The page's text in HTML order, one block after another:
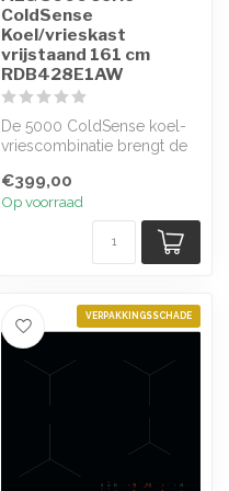
ColdSense
Koel/vrieskast
vrijstaand 161 cm
RDB428E1AW
De 5000 ColdSense koel-
vriescombinatie brengt de
terug n...
€399,00
Op voorraad
VERPAKKINGSSCHADE